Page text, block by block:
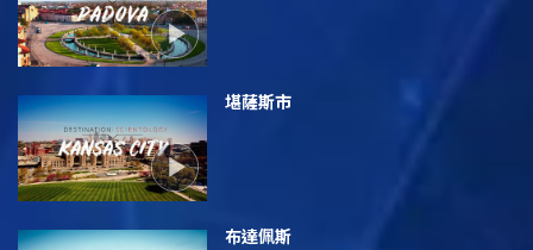
堪薩斯市
布達佩斯